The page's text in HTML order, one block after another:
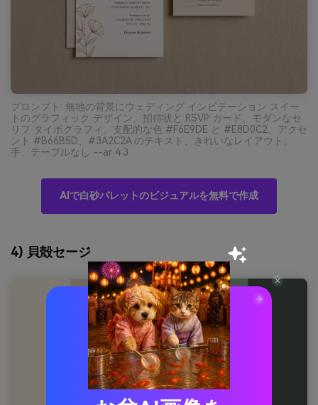
プロンプト: 無地の背景にウェディング インビテーション スイー
トのグラフィック デザイン、招待状と RSVP カード、モダンなセ
リフ タイポグラフィ、支配的な色 #F6E9DE と #E8D0C2、アクセ
ント #B66B5D、#3A2C2A のテキスト、きれいなレイアウト、
手、テーブルなし --ar 4:3
AIで白砂パレットのビジュアルを無料で作成
4) 貝殻セージ